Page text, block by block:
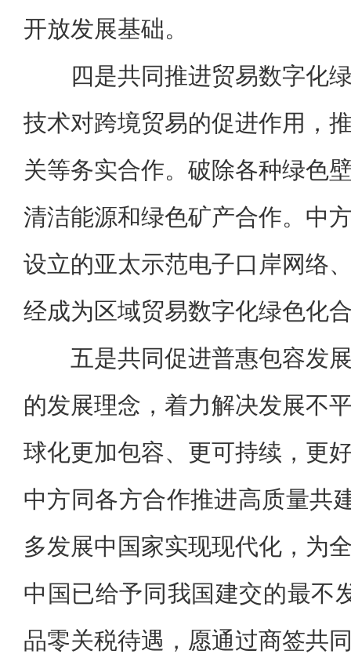
开放发展基础。
四是共同推进贸易数字化
技术对跨境贸易的促进作用，
关等务实合作。破除各种绿色
清洁能源和绿色矿产合作。中
设立的亚太示范电子口岸网络
经成为区域贸易数字化绿色化
五是共同促进普惠包容发
的发展理念，着力解决发展不
球化更加包容、更可持续，更
中方同各方合作推进高质量共
多发展中国家实现现代化，为
中国已给予同我国建交的最不
品零关税待遇，愿通过商签共